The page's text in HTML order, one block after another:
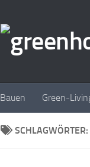
Bauen Green-
SCHLAGWÖRTER: